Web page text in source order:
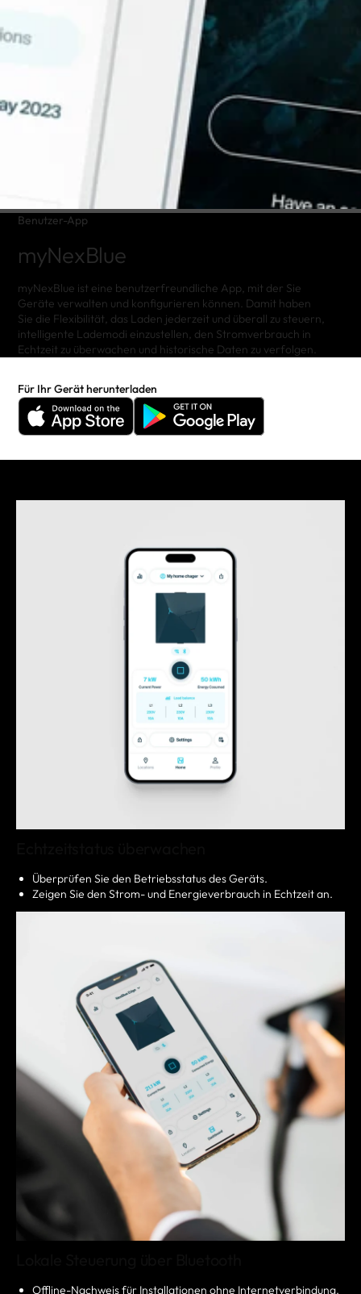
Benutzer-App
myNexBlue
myNexBlue ist eine benutzerfreundliche App, mit der Sie
Geräte verwalten und konfigurieren können. Damit haben
Sie die Flexibilität, das Laden jederzeit und überall zu steuern,
intelligente Lademodi einzustellen, den Stromverbrauch in
Echtzeit zu überwachen und historische Daten zu verfolgen.
Für Ihr Gerät herunterladen
Überprüfen Sie den Betriebsstatus des Geräts.
Zeigen Sie den Strom- und Energieverbrauch in Echtzeit an.
Offline-Nachweis für Installationen ohne Internetverbindung.